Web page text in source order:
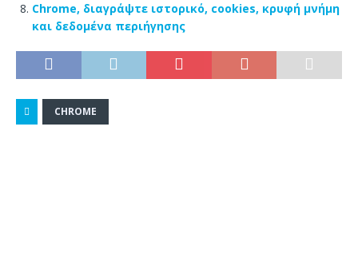
Chrome, διαγράψτε ιστορικό, cookies, κρυφή μνήμη
και δεδομένα περιήγησης
CHROME